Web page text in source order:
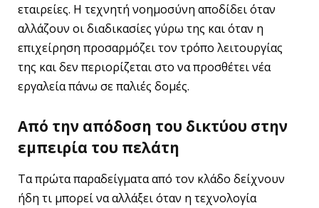
εταιρείες. Η τεχνητή νοημοσύνη αποδίδει όταν
αλλάζουν οι διαδικασίες γύρω της και όταν η
επιχείρηση προσαρμόζει τον τρόπο λειτουργίας
της και δεν περιορίζεται στο να προσθέτει νέα
εργαλεία πάνω σε παλιές δομές.
Από την απόδοση του δικτύου στην
εμπειρία του πελάτη
Τα πρώτα παραδείγματα από τον κλάδο δείχνουν
ήδη τι μπορεί να αλλάξει όταν η τεχνολογία